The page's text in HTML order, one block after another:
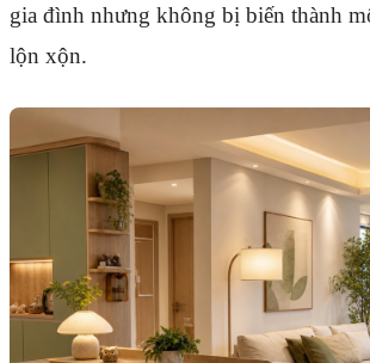
gia đình nhưng không bị biến thành
lộn xộn.